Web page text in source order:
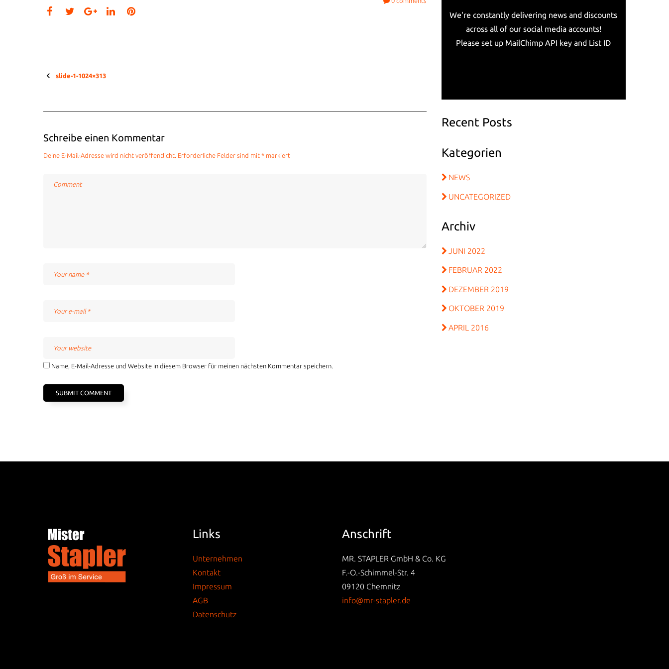
Facebook
Twitter
LinkedInPinterest
Beitragsnavigation
slide-1-1024×313
Schreibe einen Kommentar
Deine E-Mail-Adresse wird nicht veröffentlicht. Erforderliche Felder sind mit * markiert
Name, E-Mail-Adresse und Website in diesem Browser für meinen nächsten Kommentar speichern.
We're constantly delivering news and discounts
across all of our social media accounts!
Please set up MailChimp API key and List ID
Recent Posts
Kategorien
NEWS
UNCATEGORIZED
Archiv
JUNI 2022
FEBRUAR 2022
DEZEMBER 2019
OKTOBER 2019
APRIL 2016
Links
Unternehmen
Kontakt
Impressum
AGB
Datenschutz
Anschrift
MR. STAPLER GmbH & Co. KG
F.-O.-Schimmel-Str. 4
09120 Chemnitz
info@mr-stapler.de